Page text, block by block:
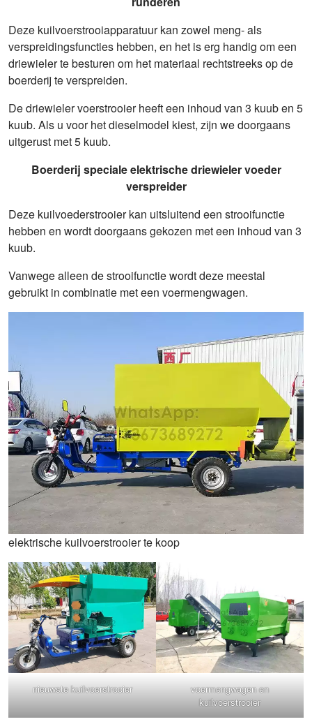
Deze kuilvoerstrooiapparatuur kan zowel meng- als
verspreidingsfuncties hebben, en het is erg handig om een ​​
driewieler te besturen om het materiaal rechtstreeks op de
boerderij te verspreiden.
De driewieler voerstrooier heeft een inhoud van 3 kuub en 5
kuub. Als u voor het dieselmodel kiest, zijn we doorgaans
uitgerust met 5 kuub.
Boerderij speciale elektrische driewieler voeder
verspreider
Deze kuilvoederstrooier kan uitsluitend een strooifunctie
hebben en wordt doorgaans gekozen met een inhoud van 3
kuub.
Vanwege alleen de strooifunctie wordt deze meestal
gebruikt in combinatie met een voermengwagen.
elektrische kuilvoerstrooier te koop
nieuwste kuilvoerstrooier
voermengwagen en
kuilvoerstrooier